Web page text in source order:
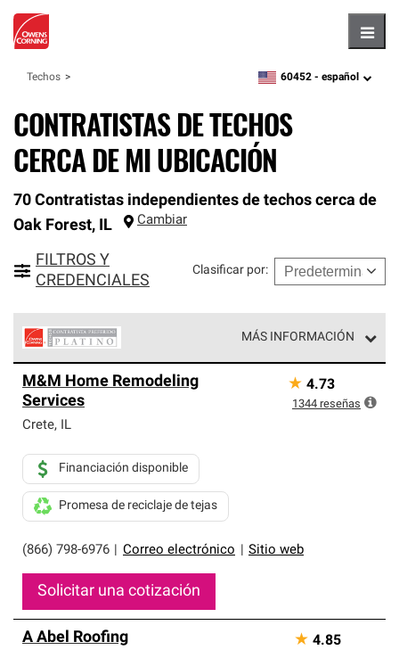
Techos zipcode,language
60452 - español
CONTRATISTAS DE TECHOS
CERCA DE MI UBICACIÓN
70 Contratistas independientes de techos cerca de
Oak Forest, IL Cambiar
FILTROS Y
CREDENCIALES
Clasificar por:
MÁS INFORMACIÓN
Corning constituyen el nivel superior de nuestra red
exclusiva y cumplen con estándares estrictos de
profesionalismo, confiabilidad y destreza incomparable.
sistemas de techos.
M&M Home Remodeling
Services
Crete, IL
(866) 798-6976 Correo electrónico Sitio web
Financiación disponible
Promesa de reciclaje de tejas
Solicitar una cotización
★ 4.73
1344 reseñas
A Abel Roofing ★ 4.85